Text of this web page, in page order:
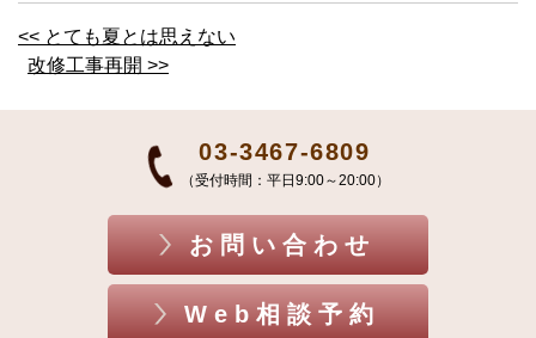
<< とても夏とは思えない
改修工事再開 >>
03-3467-6809
（受付時間：平日9:00～20:00）
お問い合わせ
Web相談予約